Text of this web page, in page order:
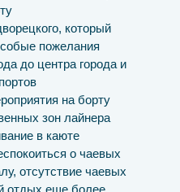
который
пожелания
до центра города и
на борту
зон лайнера
в каюте
о чаевых
отсутствие чаевых